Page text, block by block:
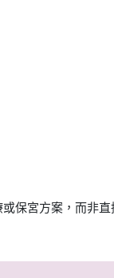
保宮方案，而非直